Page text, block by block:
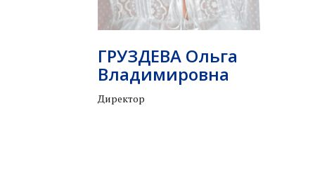
ГРУЗДЕВА Ольга
Владимировна
Директор